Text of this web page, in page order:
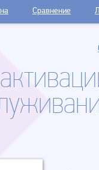
Сравнение